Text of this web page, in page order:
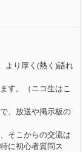
より厚く(熱く)語れ
す。（ニコ生はこ
、放送や掲示板の
そこからの交流は
に初心者質問ス